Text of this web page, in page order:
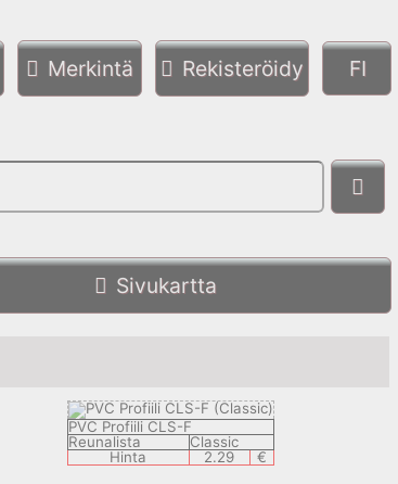
Merkintä Rekisteröidy
Sivukartta
PVC Profiili CLS-F
Reunalista
Classic
Hinta
2.29 €